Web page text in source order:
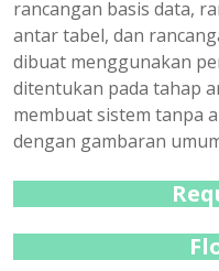
rancangan basis data,
antar tabel, dan
dibuat menggunakan
ditentukan pada tahap
membuat sistem tanpa
dengan gambaran